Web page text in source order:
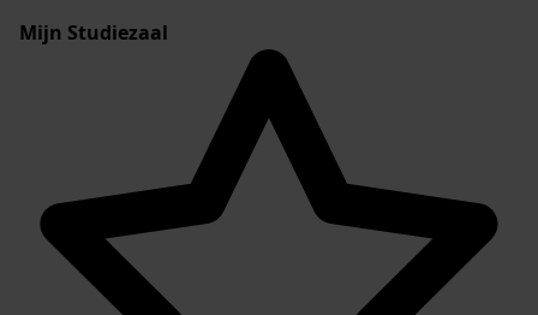
Mijn Studiezaal